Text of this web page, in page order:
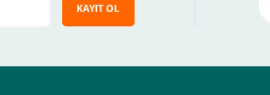
ileteceğimiz link üzerinden tıklayarak 3D Secure
KAYIT OL